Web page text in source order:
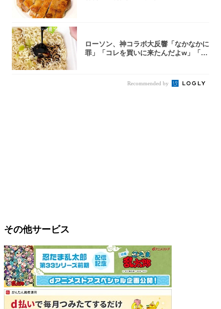
ローソン、神コラボ大反響「なかなかに
罪」「コレを買いに来たんだよw」「３
Recommended by
その他サービス